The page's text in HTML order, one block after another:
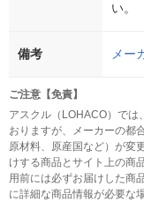
い。
備考 メー
ご注意【免責】
アスクル（LOHACO）では
おりますが、メーカーの都
原材料、原産国など）が変
けする商品とサイト上の商
用前には必ずお届けした商
に詳細な商品情報が必要な